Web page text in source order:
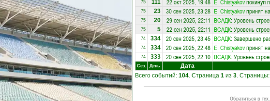
75 111 22 окт 2025, 19:48 E. Chistyakovпокинул
75 23 30 сен 2025, 23:28 E. Chistyakovпринят
75 20 29 сен 2025, 22:11 ВСАДК: Уровень
75 5 22 сен 2025, 22:11 ВСАДК: Уровень
74 334 20 сен 2025, 23:45 ВСАДК: Завершено
74 334 20 сен 2025, 22:48 E. Chistyakovпринят
74 333 20 сен 2025, 22:10 ВСАДК: Уровень
Сез. День Дата
Всего событий: 104. Страница 1 из 3. Страницы:
Обратиться в